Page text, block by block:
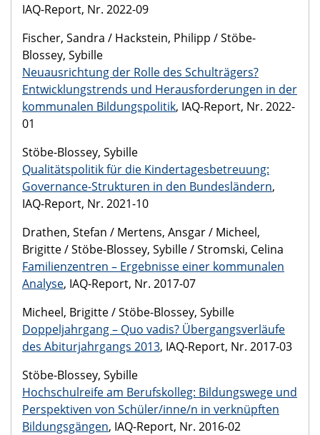
IAQ-Report, Nr. 2022-09
Fischer, Sandra / Hackstein, Philipp / Stöbe-
Blossey, Sybille
Neuausrichtung der Rolle des Schulträgers?
Entwicklungstrends und Herausforderungen in der
kommunalen Bildungspolitik, IAQ-Report, Nr. 2022-
01
Stöbe-Blossey, Sybille
Qualitätspolitik für die Kindertagesbetreuung:
Governance-Strukturen in den Bundesländern,
IAQ-Report, Nr. 2021-10
Drathen, Stefan / Mertens, Ansgar / Micheel,
Brigitte / Stöbe-Blossey, Sybille / Stromski, Celina
Familienzentren – Ergebnisse einer kommunalen
Analyse, IAQ-Report, Nr. 2017-07
Micheel, Brigitte / Stöbe-Blossey, Sybille
Doppeljahrgang – Quo vadis? Übergangsverläufe
des Abiturjahrgangs 2013, IAQ-Report, Nr. 2017-03
Stöbe-Blossey, Sybille
Hochschulreife am Berufskolleg: Bildungswege und
Perspektiven von Schüler/inne/n in verknüpften
Bildungsgängen, IAQ-Report, Nr. 2016-02